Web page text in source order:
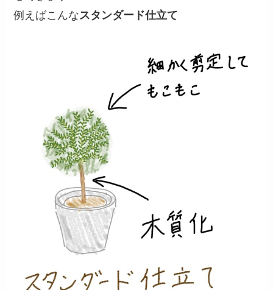
例えばこんなスタンダード仕立て